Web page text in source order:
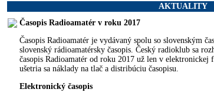
AKTUALITY
Časopis Radioamatér v roku 2017
Časopis Radioamatér je vydávaný spolu so slovenským
slovenský rádioamatérsky časopis. Český radioklub sa
časopis Radioamatér od roku 2017 už len v
ušetria sa náklady na tlač a distribúciu časopisu.
Elektronický časopis